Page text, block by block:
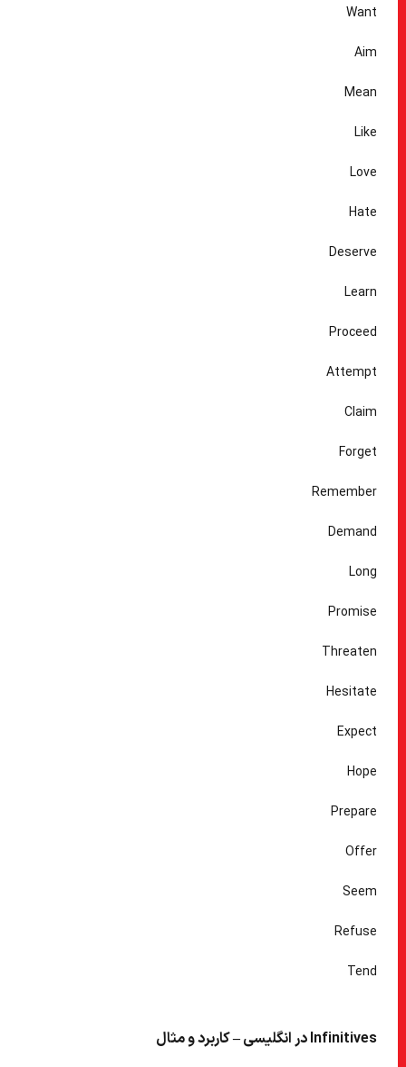
Want
Aim
Mean
Like
Love
Hate
Deserve
Learn
Proceed
Attempt
Claim
Forget
Remember
Demand
Long
Promise
Threaten
Hesitate
Expect
Hope
Prepare
Offer
Seem
Refuse
Tend
Infinitives در انگلیسی – کاربرد و مثال